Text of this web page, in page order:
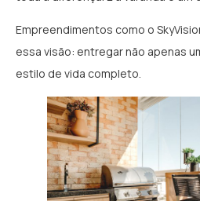
Empreendimentos como o
essa visão: entregar não apenas
estilo de vida completo.